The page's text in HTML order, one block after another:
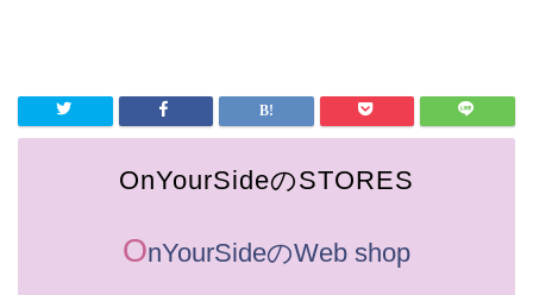
OnYourSideのSTORES
OnYourSideのWeb shop